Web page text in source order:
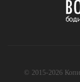
© 2015-2026